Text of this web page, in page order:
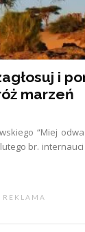
i
marzeń
“Miej
br. internauci
R E K L A M A